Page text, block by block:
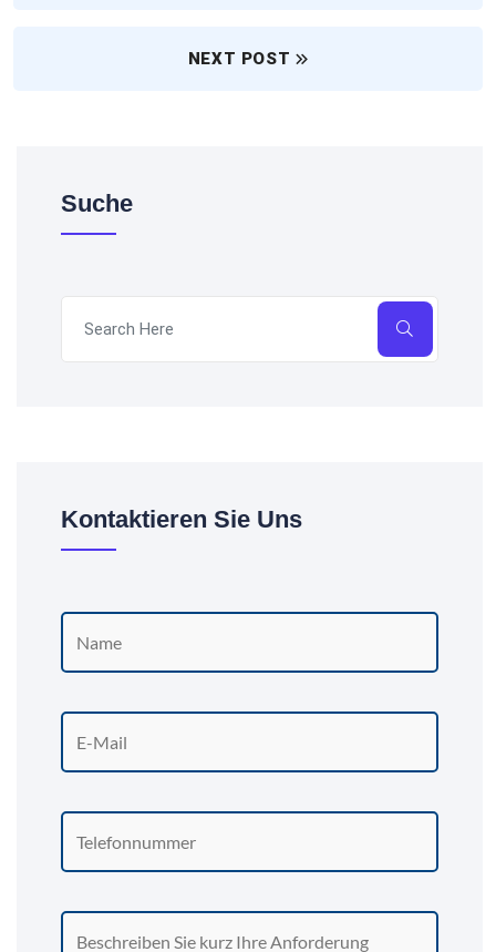
NEXT POST
Suche
Kontaktieren Sie Uns